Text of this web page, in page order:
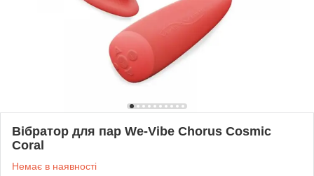
Вібратор для пар We-Vibe Chorus Cosmic
Coral
Немає в наявності